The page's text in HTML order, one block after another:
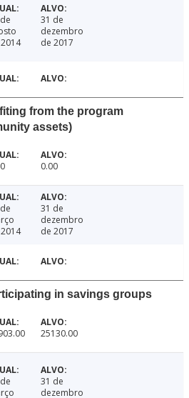
31 de
dezembro
de 2017
from the program
assets)
0.00
31 de
dezembro
de 2017
in savings groups
25130.00
31 de
dezembro